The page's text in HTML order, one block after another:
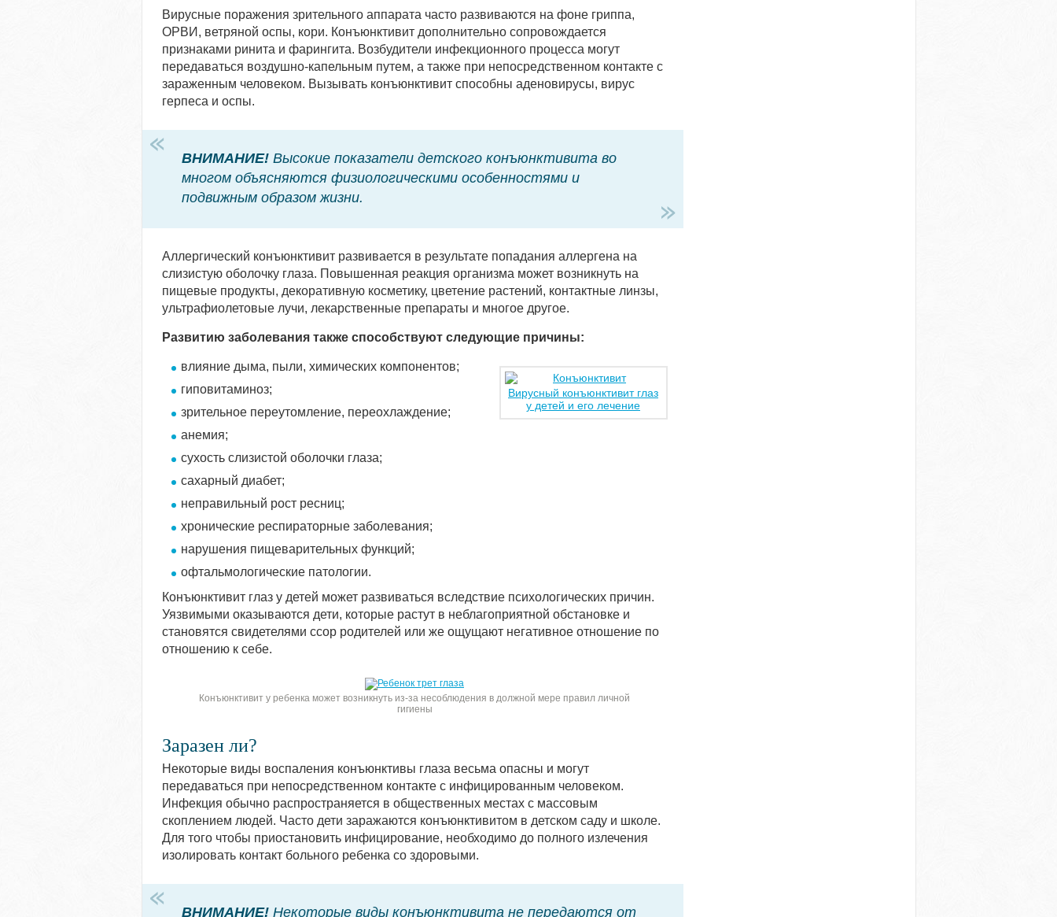
Вирусные поражения зрительного аппарата часто развиваются на фоне гриппа,
ОРВИ, ветряной оспы, кори. Конъюнктивит дополнительно сопровождается
признаками ринита и фарингита. Возбудители инфекционного процесса могут
передаваться воздушно-капельным путем, а также при непосредственном контакте с
зараженным человеком. Вызывать конъюнктивит способны аденовирусы, вирус
герпеса и оспы.
ВНИМАНИЕ! Высокие показатели детского конъюнктивита во
многом объясняются физиологическими особенностями и
подвижным образом жизни.
Аллергический конъюнктивит развивается в результате попадания аллергена на
слизистую оболочку глаза. Повышенная реакция организма может возникнуть на
пищевые продукты, декоративную косметику, цветение растений, контактные линзы,
ультрафиолетовые лучи, лекарственные препараты и многое другое.
Развитию заболевания также способствуют следующие причины:
Вирусный конъюнктивит глаз
у детей и его лечение
влияние дыма, пыли, химических компонентов;
гиповитаминоз;
зрительное переутомление, переохлаждение;
анемия;
сухость слизистой оболочки глаза;
сахарный диабет;
неправильный рост ресниц;
хронические респираторные заболевания;
нарушения пищеварительных функций;
офтальмологические патологии.
Конъюнктивит глаз у детей может развиваться вследствие психологических причин.
Уязвимыми оказываются дети, которые растут в неблагоприятной обстановке и
становятся свидетелями ссор родителей или же ощущают негативное отношение по
отношению к себе.
Конъюнктивит у ребенка может возникнуть из-за несоблюдения в должной мере правил личной
гигиены
Заразен ли?
Некоторые виды воспаления конъюнктивы глаза весьма опасны и могут
передаваться при непосредственном контакте с инфицированным человеком.
Инфекция обычно распространяется в общественных местах с массовым
скоплением людей. Часто дети заражаются конъюнктивитом в детском саду и школе.
Для того чтобы приостановить инфицирование, необходимо до полного излечения
изолировать контакт больного ребенка со здоровыми.
ВНИМАНИЕ!Некоторые виды конъюнктивита не передаются от